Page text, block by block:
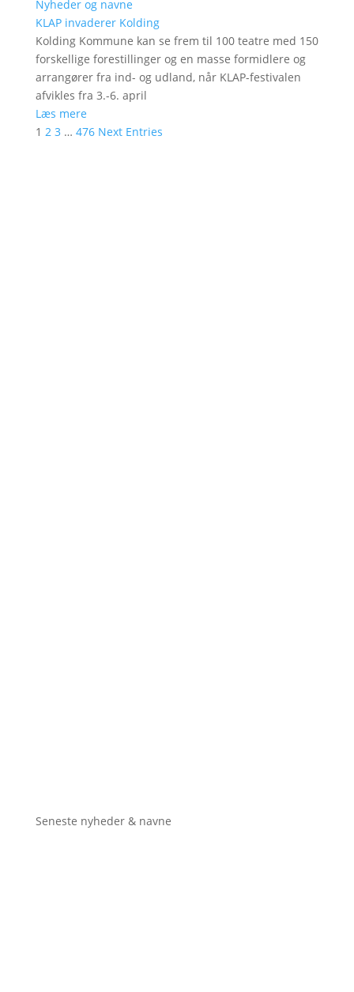
Nyheder og navne
KLAP invaderer Kolding
Kolding Kommune kan se frem til 100 teatre med 150
forskellige forestillinger og en masse formidlere og
arrangører fra ind- og udland, når KLAP-festivalen
afvikles fra 3.-6. april
Læs mere
1 2 3 … 476 Next Entries
Seneste nyheder & navne